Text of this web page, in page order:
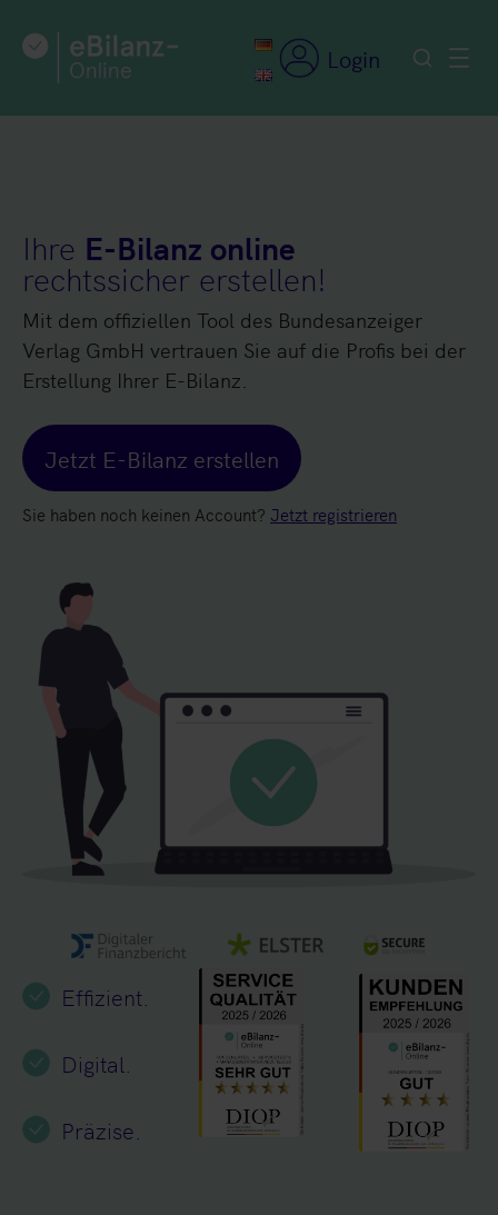
Inhalt
springen
Login
Ihre E-Bilanz online
rechtssicher erstellen!
Mit dem offiziellen Tool des Bundesanzeiger
Verlag GmbH vertrauen Sie auf die Profis bei der
Erstellung Ihrer E-Bilanz.
Jetzt E-Bilanz erstellen
Sie haben noch keinen Account? Jetzt registrieren
Effizient.
Digital.
Präzise.